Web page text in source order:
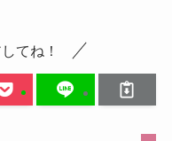
てね！